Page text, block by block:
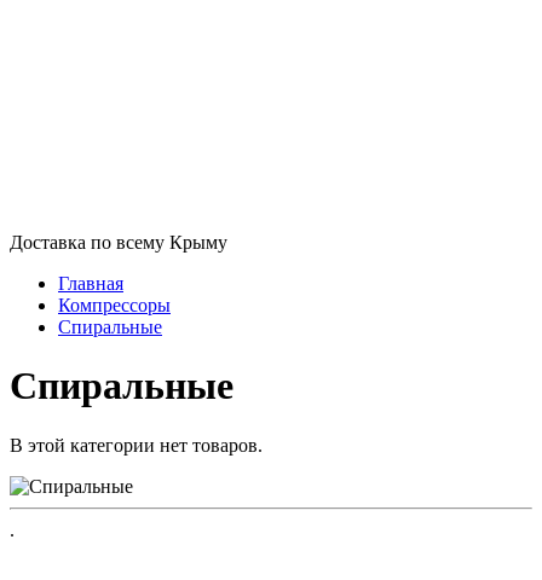
Доставка по всему Крыму
Главная
Компрессоры
Спиральные
Спиральные
В этой категории нет товаров.
.